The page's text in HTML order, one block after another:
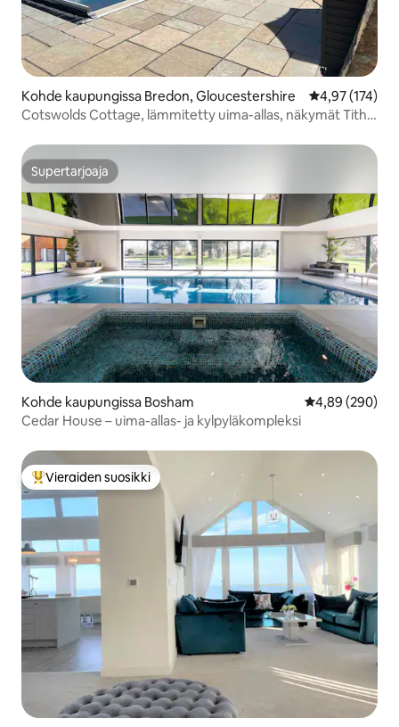
Kohde kaupungissa Bredon, Gloucestershire
4,97 (174)
Cotswolds Cottage, lämmitetty uima-allas, näkymät Tithe
Supertarjoaja
Supertarjoaja
Kohde kaupungissa Bosham
4,89 (290)
Cedar House – uima-allas- ja kylpyläkompleksi
Vieraiden suosikkien parhaimmistoa
Vieraiden suosikki